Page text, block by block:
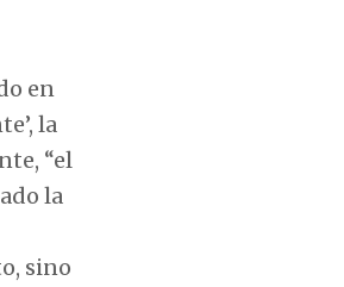
en
la
“el
la
sino